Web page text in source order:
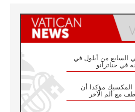
في السابع من أيلول في
في جناتزانو
المكسيك مؤكدا أن
مع ألم الآخر